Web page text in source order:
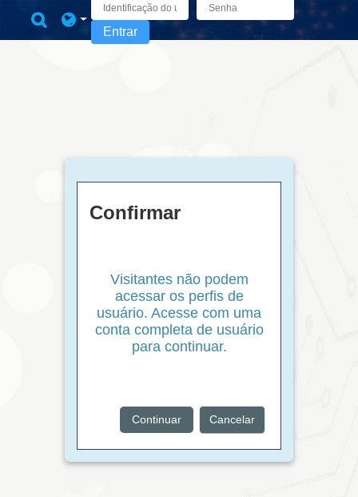
Ir para o conteúdo principal
Alternar entrada de pesquisa
Entrar
Confirmar
Visitantes não podem
acessar os perfis de
usuário. Acesse com uma
conta completa de usuário
para continuar.
Continuar Cancelar